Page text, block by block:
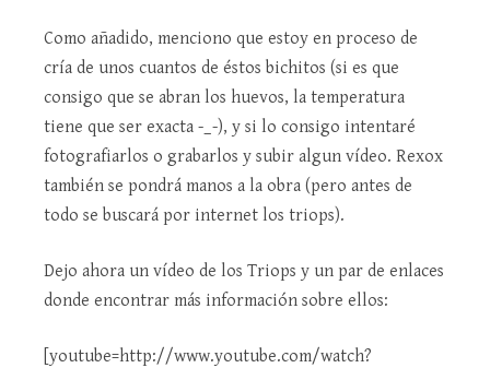
Como añadido, menciono que estoy en proceso de
cría de unos cuantos de éstos bichitos (si es que
consigo que se abran los huevos, la temperatura
tiene que ser exacta -_-), y si lo consigo intentaré
fotografiarlos o grabarlos y subir algun vídeo. Rexox
también se pondrá manos a la obra (pero antes de
todo se buscará por internet los triops).
Dejo ahora un vídeo de los Triops y un par de enlaces
donde encontrar más información sobre ellos:
[youtube=http://www.youtube.com/watch?